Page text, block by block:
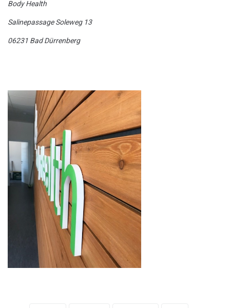
Body Health
Salinepassage Soleweg 13
06231 Bad Dürrenberg